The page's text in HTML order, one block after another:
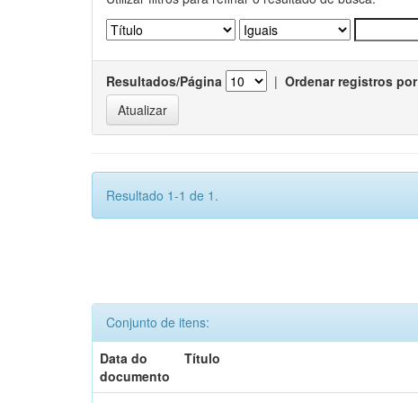
Resultados/Página | Ordenar registros por
Resultado 1-1 de 1.
Conjunto de itens:
Data do
documento
Título